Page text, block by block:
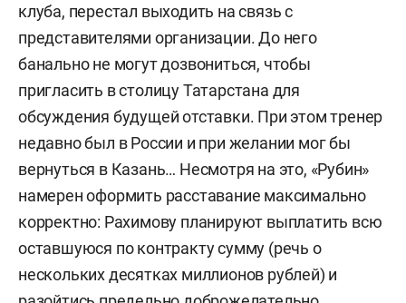
клуба, перестал выходить на связь с
представителями организации. До него
банально не могут дозвониться, чтобы
пригласить в столицу Татарстана для
обсуждения будущей отставки. При этом тренер
недавно был в России и при желании мог бы
вернуться в Казань… Несмотря на это, «Рубин»
намерен оформить расставание максимально
корректно: Рахимову планируют выплатить всю
оставшуюся по контракту сумму (речь о
нескольких десятках миллионов рублей) и